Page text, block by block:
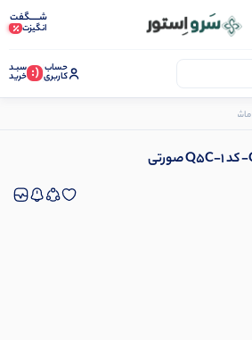
شـــــگفت
انگیزت
حساب
کاربری (: سبـد
خرید
ماشین حساب CREATORS- کد Q5C-1 صورتی